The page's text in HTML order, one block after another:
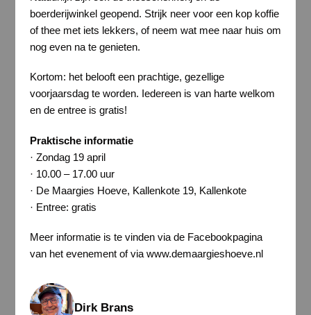
boerderijwinkel geopend. Strijk neer voor een kop koffie
of thee met iets lekkers, of neem wat mee naar huis om
nog even na te genieten.
Kortom: het belooft een prachtige, gezellige
voorjaarsdag te worden. Iedereen is van harte welkom
en de entree is gratis!
Praktische informatie
· Zondag 19 april
· 10.00 – 17.00 uur
· De Maargies Hoeve, Kallenkote 19, Kallenkote
· Entree: gratis
Meer informatie is te vinden via de Facebookpagina
van het evenement of via www.demaargieshoeve.nl
Dirk Brans